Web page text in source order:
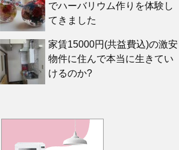
でハーバリウム作りを体験し
てきました
家賃15000円(共益費込)の激安
物件に住んで本当に生きてい
けるのか?